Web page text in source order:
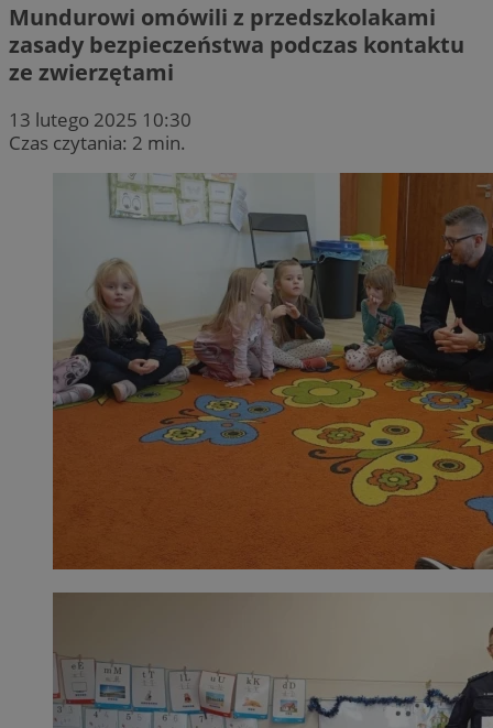
Mundurowi omówili z przedszkolakami
zasady bezpieczeństwa podczas kontaktu
ze zwierzętami
13 lutego 2025 10:30
Czas czytania: 2 min.